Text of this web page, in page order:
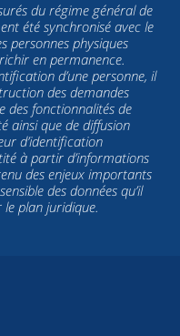
du régime général de
été synchronisé avec le
personnes physiques
en permanence.
d’une personne, il
des demandes
des fonctionnalités de
ainsi que de diffusion
d’identification
à partir d’informations
des enjeux importants
des données qu’il
le plan juridique.